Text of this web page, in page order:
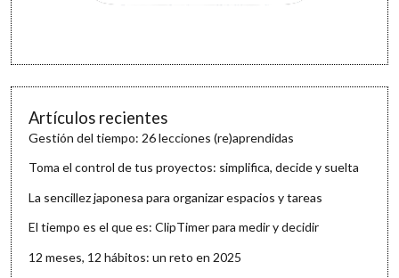
Artículos recientes
Gestión del tiempo: 26 lecciones (re)aprendidas
Toma el control de tus proyectos: simplifica, decide y suelta
La sencillez japonesa para organizar espacios y tareas
El tiempo es el que es: ClipTimer para medir y decidir
12 meses, 12 hábitos: un reto en 2025